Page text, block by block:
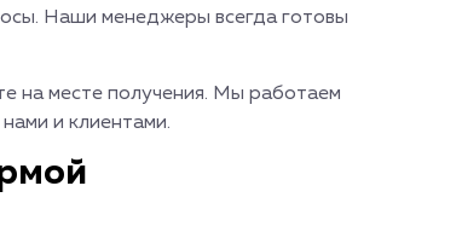
Наши менеджеры всегда готовы
на месте получения. Мы работаем
и клиентами.